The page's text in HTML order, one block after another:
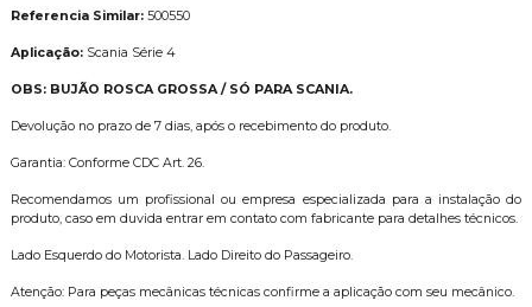
Referencia Similar: 500550
Aplicação:Scania Série 4
OBS: BUJÃO ROSCA GROSSA / SÓ PARA SCANIA.
Devolução no prazo de 7 dias, após o recebimento do produto.
Garantia: Conforme CDC Art. 26.
Recomendamos um profissional ou empresa especializada para a instalação do
produto, caso em duvida entrar em contato com fabricante para detalhes técnicos.
Lado Esquerdo do Motorista. Lado Direito do Passageiro.
Atenção: Para peças mecânicas técnicas confirme a aplicação com seu mecânico.